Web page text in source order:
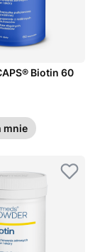
Biotin 60
mnie